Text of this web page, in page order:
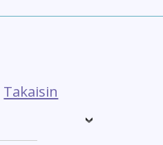
Takaisin